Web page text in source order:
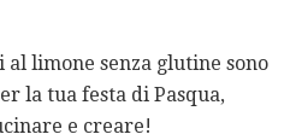
limone senza glutine sono
la tua festa di Pasqua,
e creare!